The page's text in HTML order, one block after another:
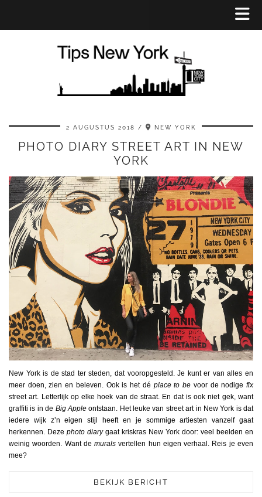
2 AUGUSTUS 2018 NEW YORK
PHOTO DIARY STREET ART IN NEW
YORK
New York is de stad ter steden, dat vooropgesteld. Je kunt er van alles en
meer doen, zien en beleven. Ook is het dé place to be voor de nodigefix
street art. Letterlijk op elke hoek van de straat. En dat is ook niet gek, want
graffiti is in de Big Appleontstaan. Het leuke van street art in New York is dat
iedere wijk z’n eigen stijl heeft en je sommige artiesten vanzelf gaat
herkennen. Deze photo diarygaat kriskras New York door: veel beelden en
weinig woorden. Want demurals vertellen hun eigen verhaal. Reis je even
mee?
BEKIJK BERICHT